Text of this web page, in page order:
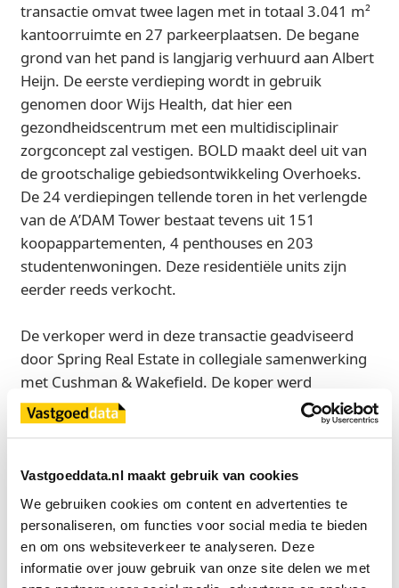
Vastgoeddata.nl maakt gebruik van cookies
We gebruiken cookies om content en advertenties te
personaliseren, om functies voor social media te bieden
en om ons websiteverkeer te analyseren. Deze
informatie over jouw gebruik van onze site delen we met
transactie omvat twee lagen met in totaal 3.041 m²
kantoorruimte en 27 parkeerplaatsen. De begane
grond van het pand is langjarig verhuurd aan Albert
Heijn. De eerste verdieping wordt in gebruik
genomen door Wijs Health, dat hier een
gezondheidscentrum met een multidisciplinair
zorgconcept zal vestigen. BOLD maakt deel uit van
de grootschalige gebiedsontwikkeling Overhoeks.
De 24 verdiepingen tellende toren in het verlengde
van de A’DAM Tower bestaat tevens uit 151
koopappartementen, 4 penthouses en 203
studentenwoningen. Deze residentiële units zijn
eerder reeds verkocht.
De verkoper werd in deze transactie geadviseerd
door Spring Real Estate in collegiale samenwerking
met Cushman & Wakefield. De koper werd
bijgestaan door Bird Real Estate.
Spring Real Estate
Exclusief voor licentiehouders